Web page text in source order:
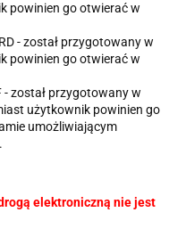
powinien go otwierać w
- został przygotowany w
powinien go otwierać w
został przygotowany w
użytkownik powinien go
umożliwiającym
elektroniczną nie jest